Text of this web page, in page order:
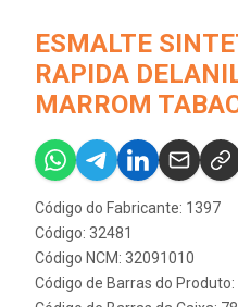
ESMALTE
RAPIDA
MARROM
Código do Fabricante: 1397
Código: 32481
Código NCM: 32091010
Código de Barras do